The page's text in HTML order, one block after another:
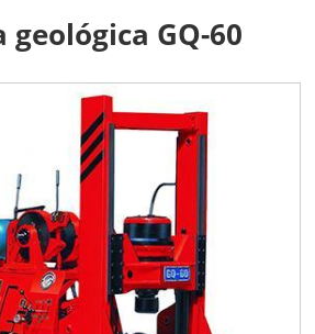
GQ-60